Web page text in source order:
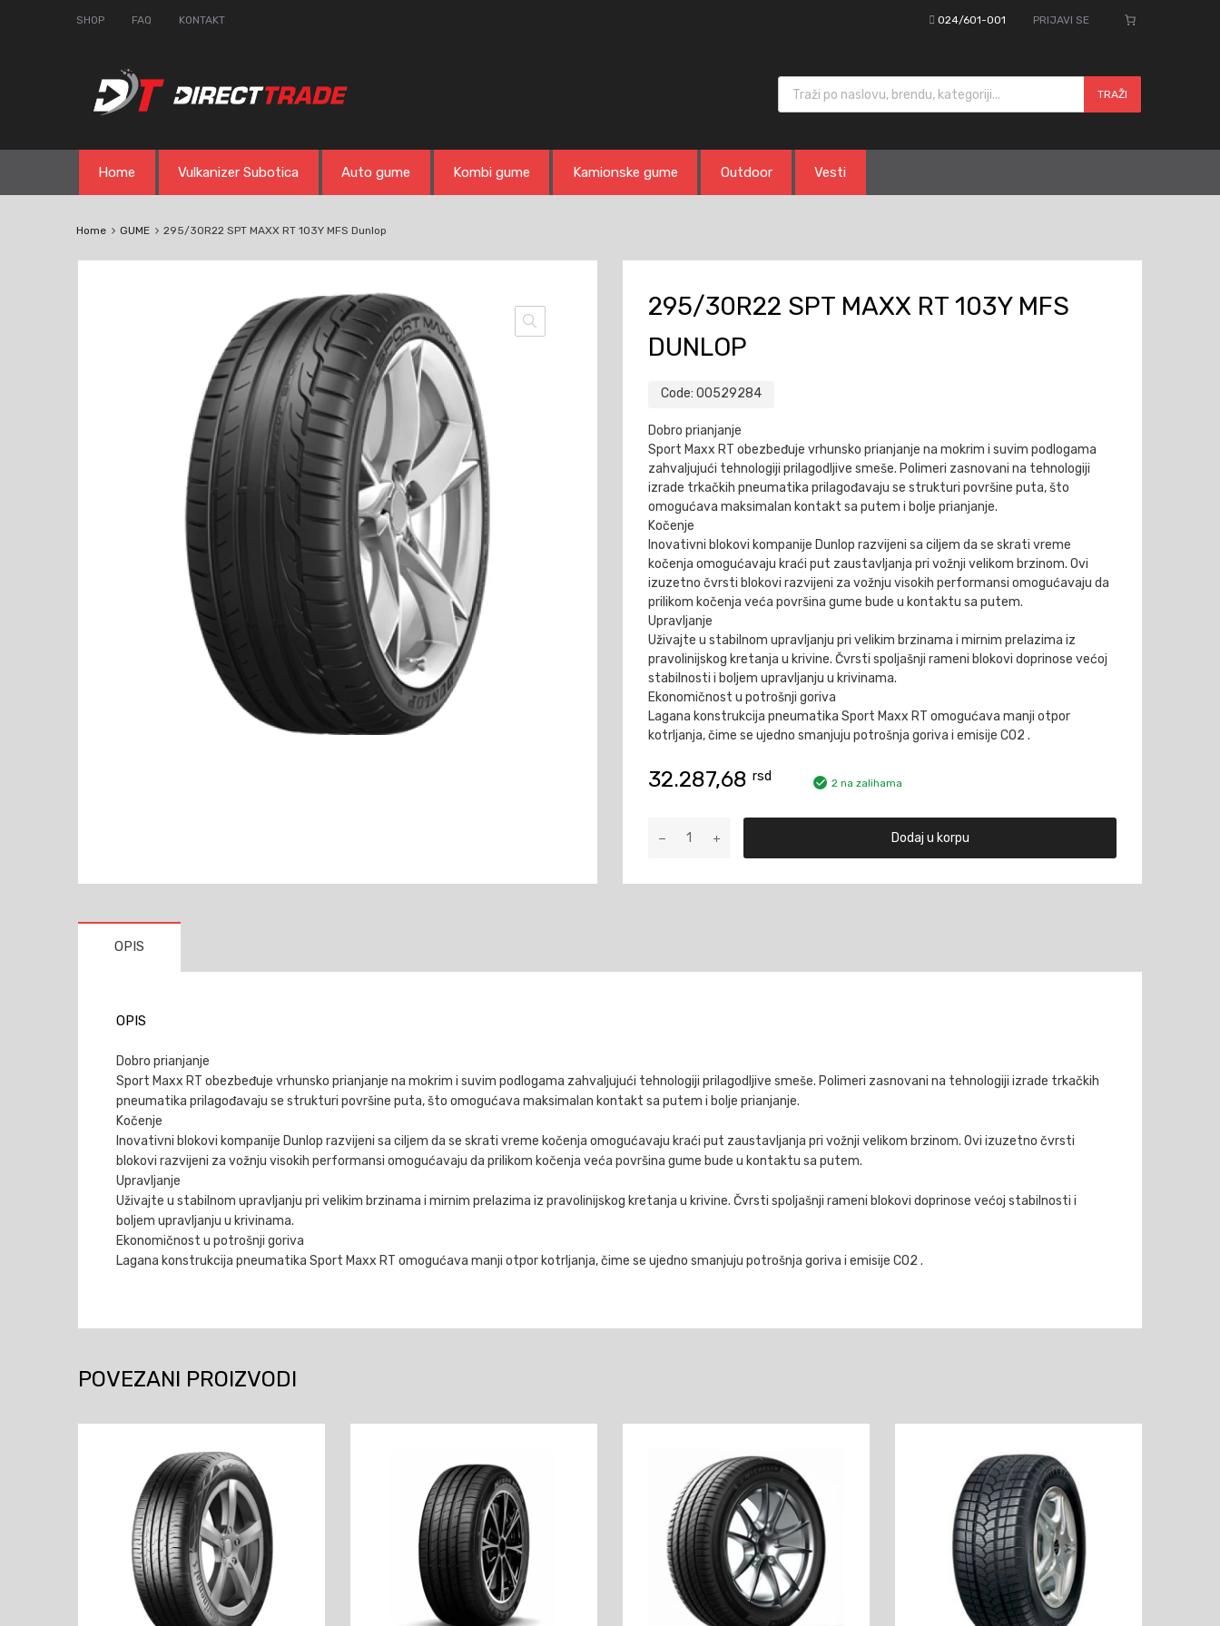
SHOP FAQ KONTAKT 024/601-001 PRIJAVI SE
Products search
TRAŽI
content
Home Vulkanizer Subotica Auto gume Kombi gume Kamionske gume Outdoor Vesti
Home GUME 295/30R22 SPT MAXX RT 103Y MFS Dunlop
295/30R22 SPT MAXX RT 103Y MFS
DUNLOP
Code: 00529284
Dobro prianjanje
Sport Maxx RT obezbeđuje vrhunsko prianjanje na mokrim i suvim podlogama
zahvaljujući tehnologiji prilagodljive smeše. Polimeri zasnovani na tehnologiji
izrade trkačkih pneumatika prilagođavaju se strukturi površine puta, što
omogućava maksimalan kontakt sa putem i bolje prianjanje.
Kočenje
Inovativni blokovi kompanije Dunlop razvijeni sa ciljem da se skrati vreme
kočenja omogućavaju kraći put zaustavljanja pri vožnji velikom brzinom. Ovi
izuzetno čvrsti blokovi razvijeni za vožnju visokih performansi omogućavaju da
prilikom kočenja veća površina gume bude u kontaktu sa putem.
Upravljanje
Uživajte u stabilnom upravljanju pri velikim brzinama i mirnim prelazima iz
pravolinijskog kretanja u krivine. Čvrsti spoljašnji rameni blokovi doprinose većoj
stabilnosti i boljem upravljanju u krivinama.
Ekonomičnost u potrošnji goriva
Lagana konstrukcija pneumatika Sport Maxx RT omogućava manji otpor
kotrljanja, čime se ujedno smanjuju potrošnja goriva i emisije CO2 .
32.287,68 rsd 2 na zalihama
SPT
RT
Dodaj u korpu
OPIS
OPIS
Dobro prianjanje
Sport Maxx RT obezbeđuje vrhunsko prianjanje na mokrim i suvim podlogama zahvaljujući tehnologiji prilagodljive smeše. Polimeri zasnovani na tehnologiji izrade trkačkih
pneumatika prilagođavaju se strukturi površine puta, što omogućava maksimalan kontakt sa putem i bolje prianjanje.
Kočenje
Inovativni blokovi kompanije Dunlop razvijeni sa ciljem da se skrati vreme kočenja omogućavaju kraći put zaustavljanja pri vožnji velikom brzinom. Ovi izuzetno čvrsti
blokovi razvijeni za vožnju visokih performansi omogućavaju da prilikom kočenja veća površina gume bude u kontaktu sa putem.
Upravljanje
Uživajte u stabilnom upravljanju pri velikim brzinama i mirnim prelazima iz pravolinijskog kretanja u krivine. Čvrsti spoljašnji rameni blokovi doprinose većoj stabilnosti i
boljem upravljanju u krivinama.
Ekonomičnost u potrošnji goriva
Lagana konstrukcija pneumatika Sport Maxx RT omogućava manji otpor kotrljanja, čime se ujedno smanjuju potrošnja goriva i emisije CO2 .
POVEZANI PROIZVODI